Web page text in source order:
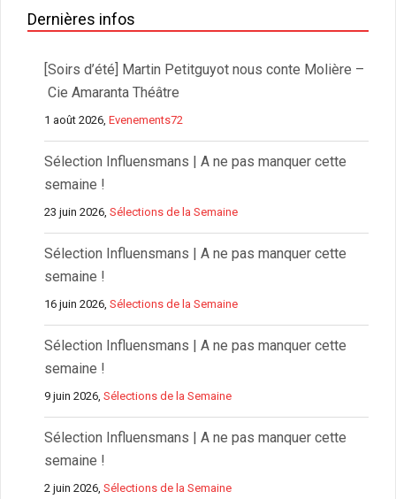
Dernières infos
[Soirs d’été] Martin Petitguyot nous conte Molière –
Cie Amaranta Théâtre
1 août 2026,Evenements72
Sélection Influensmans | A ne pas manquer cette
semaine !
23 juin 2026,Sélections de la Semaine
Sélection Influensmans | A ne pas manquer cette
semaine !
16 juin 2026,Sélections de la Semaine
Sélection Influensmans | A ne pas manquer cette
semaine !
9 juin 2026,Sélections de la Semaine
Sélection Influensmans | A ne pas manquer cette
semaine !
2 juin 2026,Sélections de la Semaine